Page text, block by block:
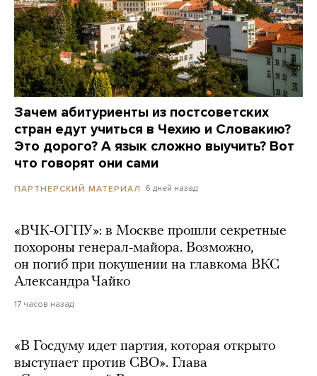
Зачем абитуриенты из постсоветских
стран едут учиться в Чехию и Словакию?
Это дорого? А язык сложно выучить? Вот
что говорят они сами
ПАРТНЕРСКИЙ МАТЕРИАЛ 6 дней назад
«ВЧК-ОГПУ»: в Москве прошли секретные
похороны генерал-майора. Возможно,
он погиб при покушении на главкома ВКС
Александра Чайко
17 часов назад
«В Госдуму идет партия, которая открыто
выступает против СВО». Глава